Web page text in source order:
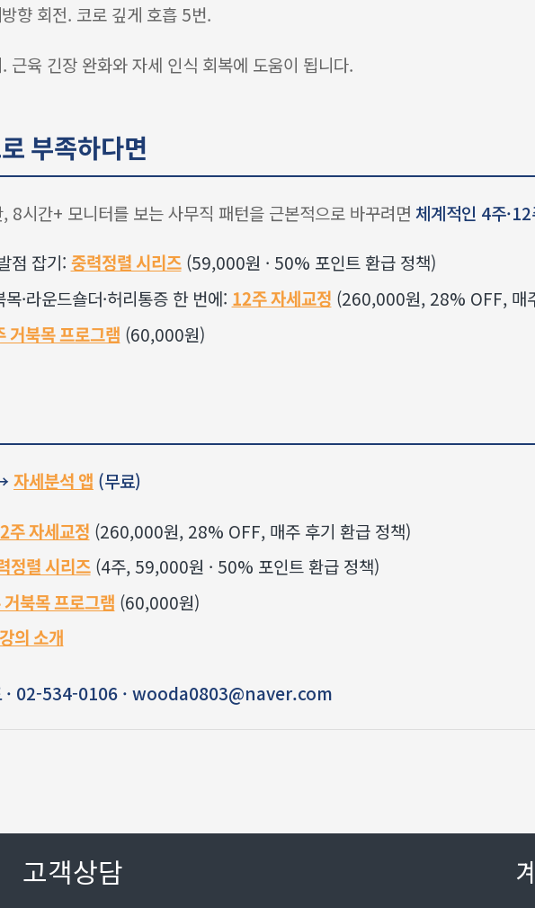
향 회전. 코로 깊게 호흡 5번.
근육 긴장 완화와 자세 인식 회복에 도움이 됩니다.
부족하다면
8시간+ 모니터를 보는 사무직 패턴을 근본적으로 바꾸려면 체계적인 4주
점 잡기: 중력정렬 시리즈(59,000원 · 50% 포인트 환급 정책)
·라운드숄더·허리통증 한 번에: 12주 자세교정 (260,000원, 28% OFF, 매
거북목 프로그램 (60,000원)
자세분석 앱 (무료)
주 자세교정 (260,000원, 28% OFF, 매주 후기 환급 정책)
정렬 시리즈(4주, 59,000원 · 50% 포인트 환급 정책)
북목 프로그램 (60,000원)
의 소개
· 02-534-0106 · wooda0803@naver.com
고객상담